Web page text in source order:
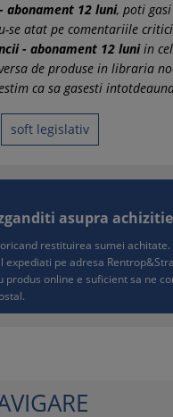
abonament 12 luni, poti
se atat pe comentariile
- abonament 12 luniin
de produse in libraria
ca sa gasesti
soft legislativ
asupra
restituirea sumei achitate.
pe adresa
online e suficient sa ne